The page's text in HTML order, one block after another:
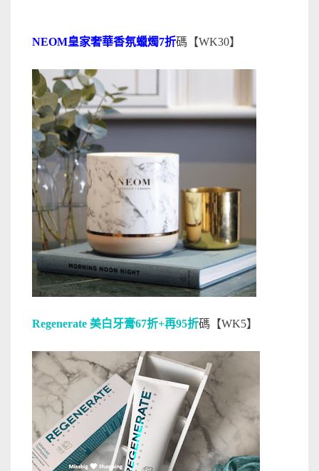
NEOM皇家奢華香氛蠟燭7折碼【WK30】
Regenerate 美白牙膏67折+再95折碼【WK5】